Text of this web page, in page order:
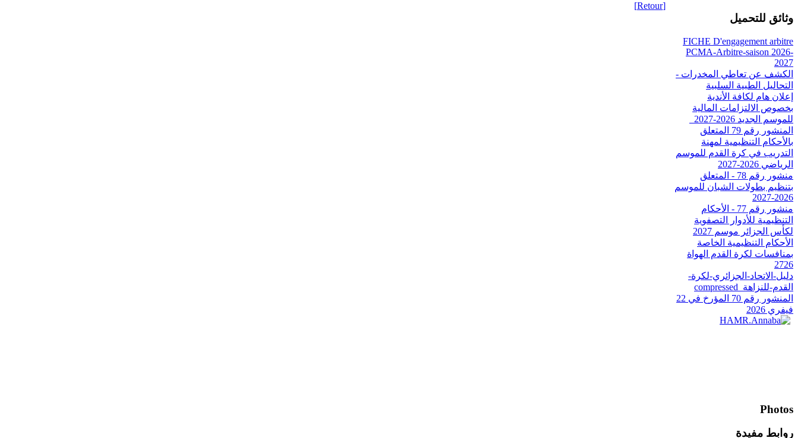
[Retour]
وثائق للتحميل
FICHE D'engagement arbitre
PCMA-Arbitre-saison 2026-
2027
الكشف عن تعاطي المخدرات -
التحاليل الطبية السلبية
إعلان هام لكافة الأندية
بخصوص الالتزامات المالية
للموسم الجديد 2026-2027_
المنشور رقم 79 المتعلق
بالأحكام التنظيمية لمهنة
التدريب في كرة القدم للموسم
الرياضي 2026-2027
منشور رقم 78 - المتعلق
بتنظيم بطولات الشبان للموسم
2026-2027
منشور رقم 77 - الأحكام
التنظيمية للأدوار التصفوية
لكأس الجزائر موسم 2027
الأحكام التنظيمية الخاصة
بمنافسات لكرة القدم الهواة
2726
دليل-الاتحاد-الجزائري-لكرة-
القدم-للنزاهة_compressed
المنشور رقم 70 المؤرخ في 22
فيفري 2026
Photos
روابط مفيدة